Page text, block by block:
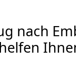
nach
helfen